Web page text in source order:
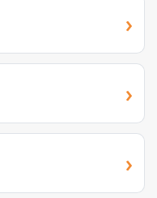
›
›
›